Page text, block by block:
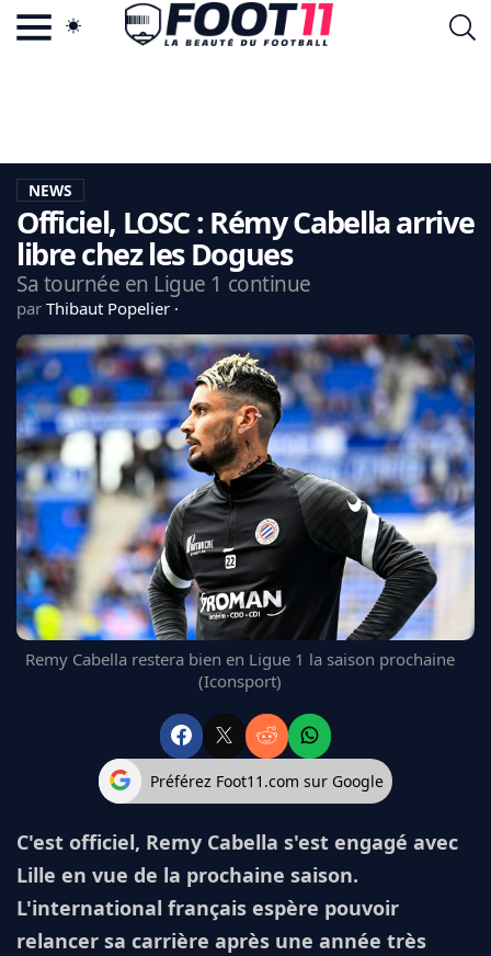
LA CHARTE
VIE PRIVÉE
CGU
CONTACTEZ-NOUS
MERCATO
CDM 2026
EDF
PSG
LIGUE 1
REAL MADRID
FC BARCELONE
MANCHESTER UNITED
CHELSEA
ARSENAL
BAYERN
L'AVIS DE LA RÉDAC'
NEWS
Officiel, LOSC : Rémy Cabella arrive
libre chez les Dogues
Sa tournée en Ligue 1 continue
par Thibaut Popelier
Remy Cabella restera bien en Ligue 1 la saison prochaine
(Iconsport)
Préférez Foot11.com sur Google
C'est officiel, Remy Cabella s'est engagé avec
Lille en vue de la prochaine saison.
L'international français espère pouvoir
relancer sa carrière après une année très